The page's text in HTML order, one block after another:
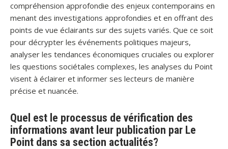
compréhension approfondie des enjeux contemporains en
menant des investigations approfondies et en offrant des
points de vue éclairants sur des sujets variés. Que ce soit
pour décrypter les événements politiques majeurs,
analyser les tendances économiques cruciales ou explorer
les questions sociétales complexes, les analyses du Point
visent à éclairer et informer ses lecteurs de manière
précise et nuancée.
Quel est le processus de vérification des
informations avant leur publication par Le
Point dans sa section actualités?